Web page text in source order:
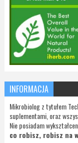
INFORMACJA
Mikrobiolog z tytułem
suplementami, oraz
Nie posiadam
co robisz, robisz na